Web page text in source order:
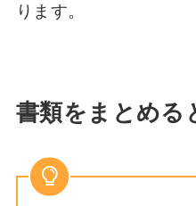
ります。
書類をまとめる